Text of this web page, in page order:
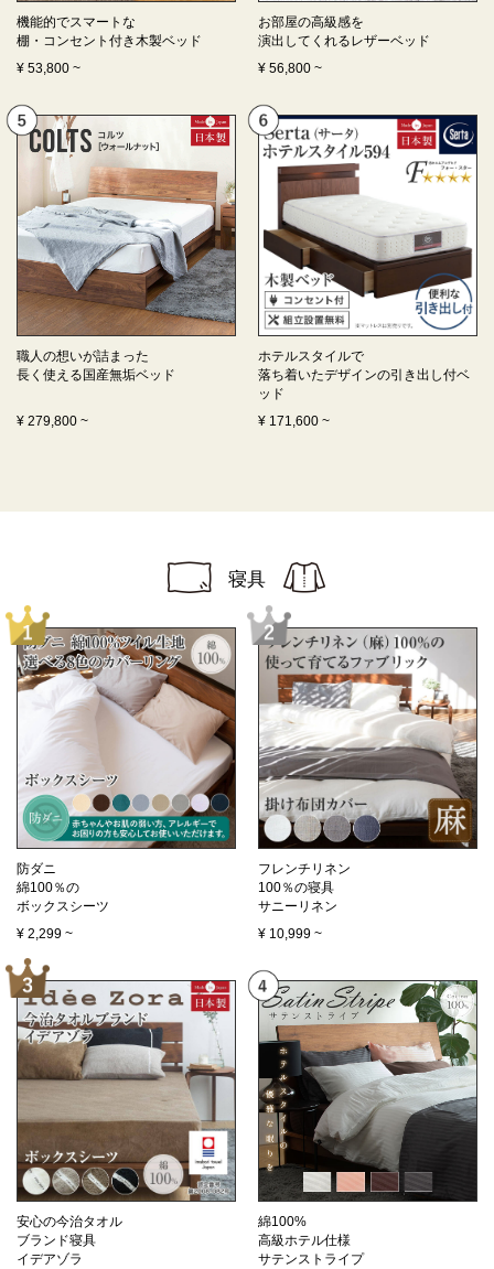
機能的でスマートな
棚・コンセント付き木製ベッド
¥ 53,800 ~
お部屋の高級感を
演出してくれるレザーベッド
¥ 56,800 ~
職人の想いが詰まった
長く使える 国産無垢ベッド
¥ 279,800 ~
ホテルスタイルで
落ち着いたデザインの引き出し付ベ
ッド
¥ 171,600 ~
寝具
防ダニ
綿100％の
ボックスシーツ
¥ 2,299 ~
フレンチリネン
100％の寝具
サニーリネン
¥ 10,999 ~
安心の今治タオル
ブランド寝具
イデアゾラ
綿100%
高級ホテル仕様
サテンストライプ